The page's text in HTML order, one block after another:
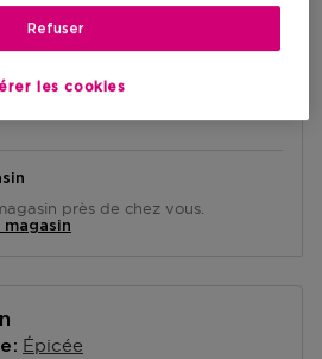
près de chez vous.
Épicée
les cookies
Refuser